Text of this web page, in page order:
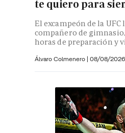
te quiero para
El excampeón de la
compañero de
horas de preparación y
Álvaro Colmenero | 08/08/2026